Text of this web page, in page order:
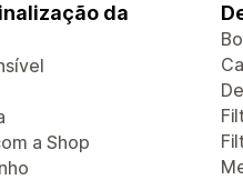
da
a Shop